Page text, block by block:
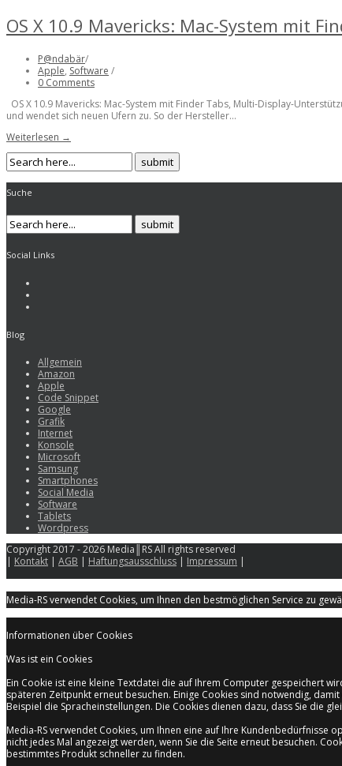
OS X 10.9 Mavericks: Mac-System mit
P@ndabär/
Apple, Software /
0 Comments
OS X 10.9 Mavericks: Mac-System mit Finder Tabs, Multi-Display-
und wendet sich neuen Ufern zu. So der Hersteller...
Weiterlesen →
Suche
Social Links
Blog
Allgemein
Amazon
Apple
Code Snippet
Google
Grafik
Internet
Konsole
Microsoft
Samsung
Smartphones
Social Media
Software
Tablets
Wordpress
Copyright 2017 - 2026 Media║RS All rights reserved
| Kontakt | AGB | Haftungsausschluss | Impressum |
Media-RS verwendet Cookies, um Ihnen den bestmöglichen Service zu
Informationen über Cookies
Was ist ein Cookies
Ein Cookie ist eine kleine Textdatei die auf Ihrem Computer gespeichert
späteren Zeitpunkt erneut besuchen. Einige Cookies sind notwendig,
Beispiel die Spracheinstellungen. Die Cookies dienen dazu, dass Sie die
Media-RS verwendet Cookies, um Ihnen eine auf Ihre Kundenbedürfnisse
nicht jedes Mal angezeigt werden, wenn Sie die Seite erneut besuchen.
bestimmtes Produkt schneller zu finden.